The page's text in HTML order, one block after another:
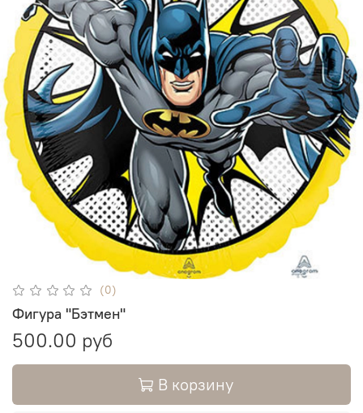
(0)
Фигура "Бэтмен"
500.00 руб
В корзину